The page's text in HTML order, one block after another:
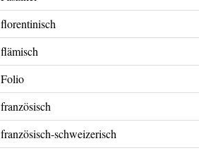
florentinisch
flämisch
Folio
französisch
französisch-schweizerisch